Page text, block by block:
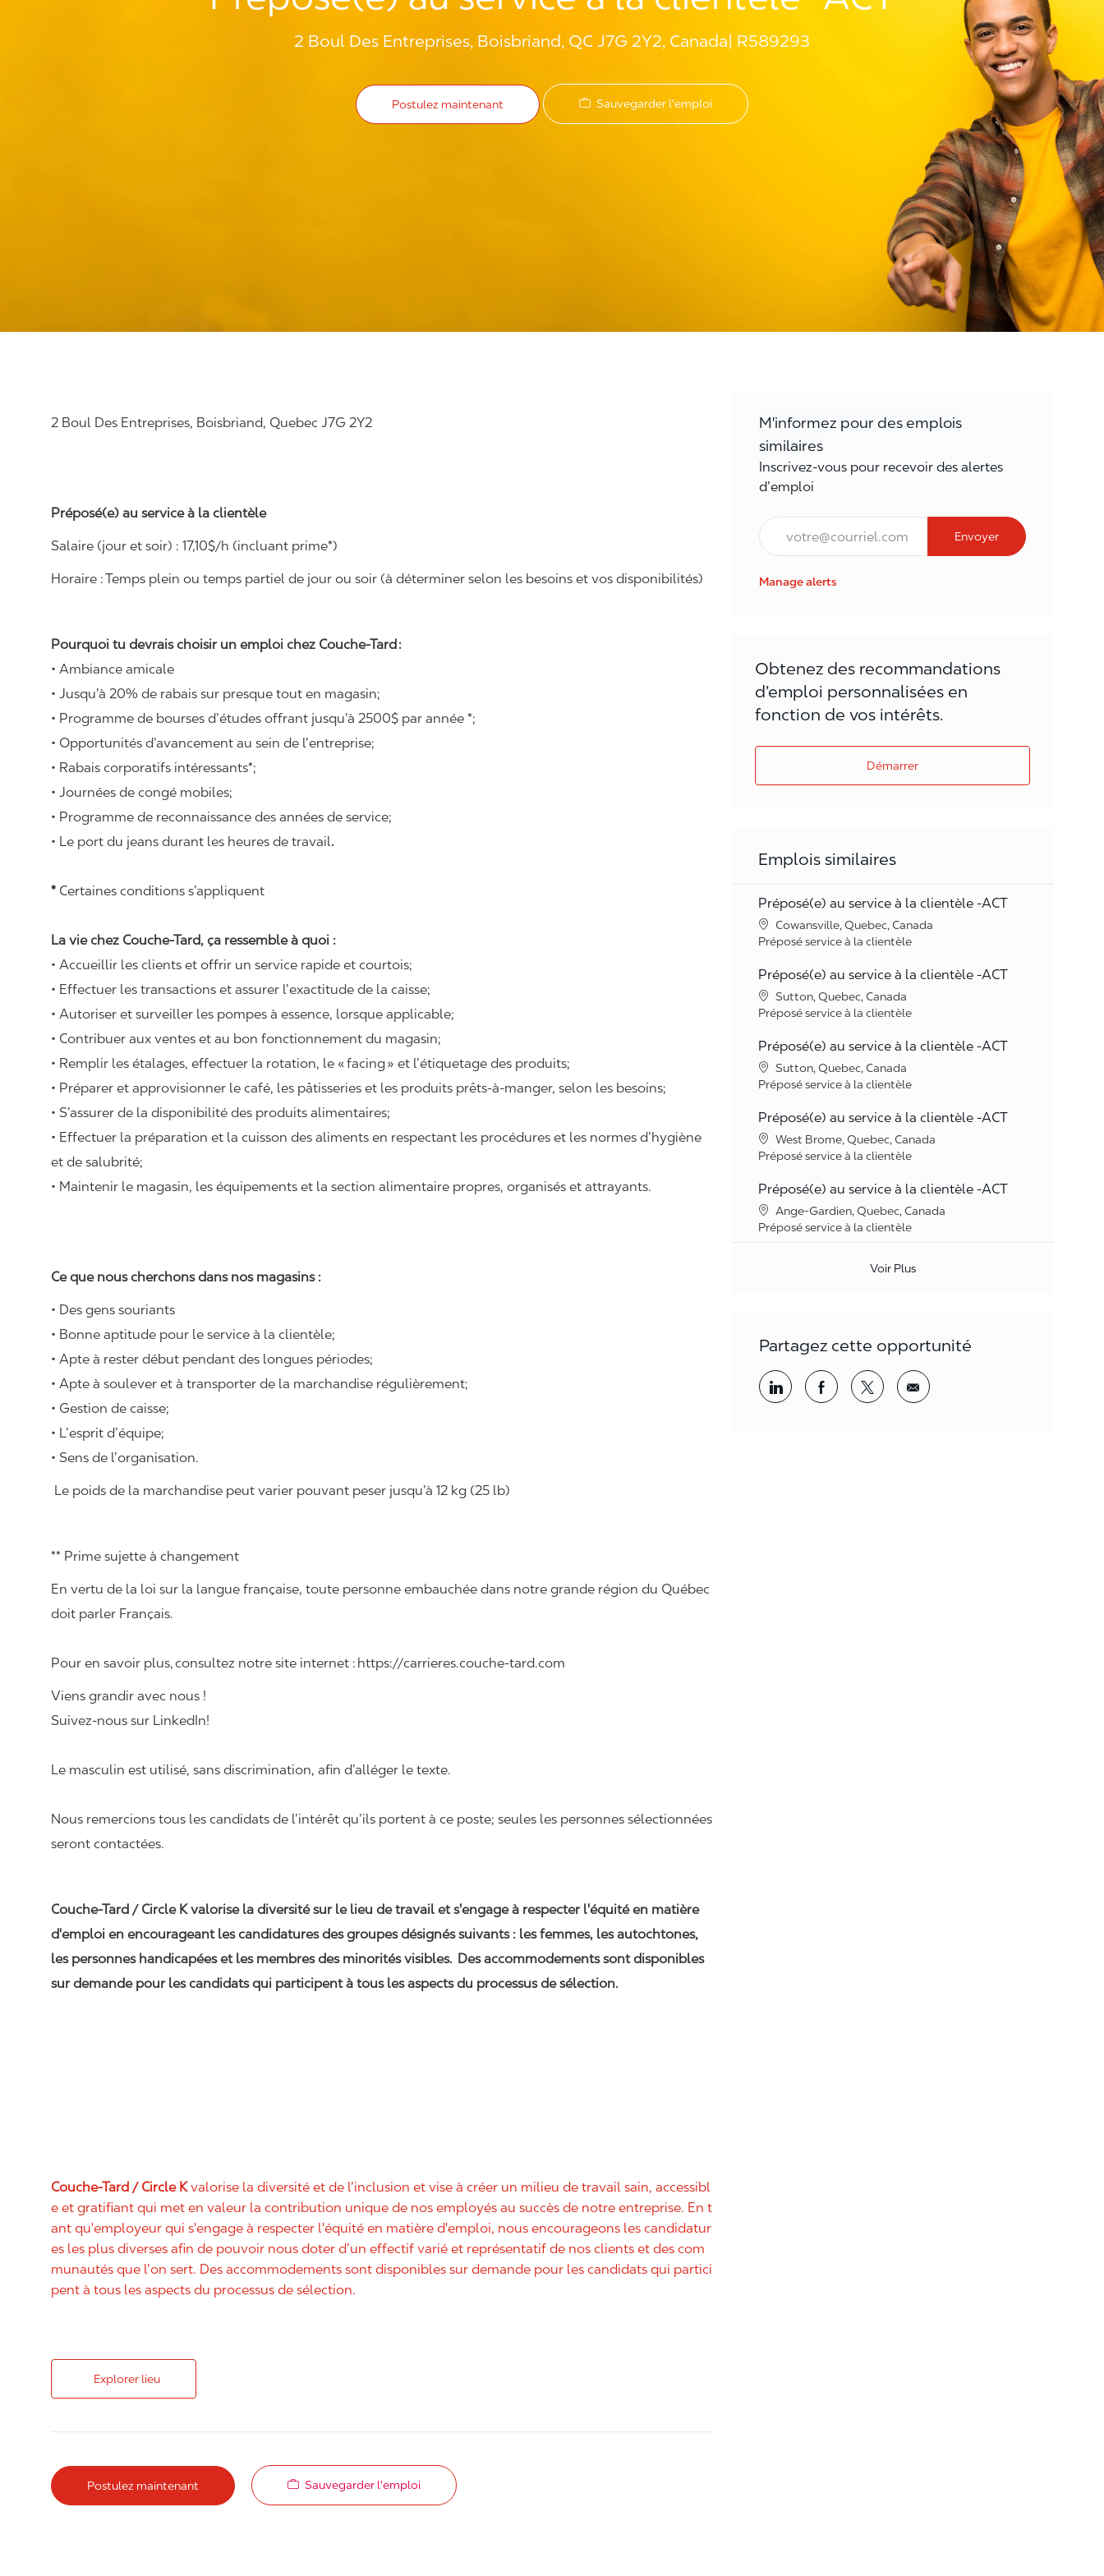
2 Boul Des Entreprises, Boisbriand, QC J7G 2Y2, Canada R589293
Postulez maintenant Sauvegarder l'emploi
2 Boul Des Entreprises, Boisbriand, Quebec J7G 2Y2
Préposé(e) au service à la clientèle
Salaire (jour et soir) : 17,10$/h (incluant prime*)
Horaire :Temps plein ou temps partiel de jour ou soir (à déterminer selon les besoins et vos disponibilités)
Pourquoi tu devrais choisir un emploi chez Couche-Tard :
• Ambiance amicale
• Jusqu’à 20% de rabais sur presque tout en magasin;
• Programme de bourses d’études offrant jusqu’à 2500$ par année *;
• Opportunités d’avancement au sein de l’entreprise;
• Rabais corporatifs intéressants*;
• Journées de congé mobiles;
• Programme de reconnaissance des années de service;
• Le port du jeans durant les heures de travail.
* Certaines conditions s’appliquent
La vie chez Couche-Tard, ça ressemble à quoi :
• Accueillir les clients et offrir un service rapide et courtois;
• Effectuer les transactions et assurer l’exactitude de la caisse;
• Autoriser et surveiller les pompes à essence, lorsque applicable;
• Contribuer aux ventes et au bon fonctionnement du magasin;
• Remplir les étalages, effectuer la rotation, le «facing» et l’étiquetage des produits;
• Préparer et approvisionner le café, les pâtisseries et les produits prêts-à-manger, selon les besoins;
• S’assurer de la disponibilité des produits alimentaires;
• Effectuer la préparation et la cuisson des aliments en respectant les procédures et les normes d’hygiène
et de salubrité;
• Maintenir le magasin, les équipements et la section alimentaire propres, organisés et attrayants.
Ce que nous cherchons dans nos magasins :
• Des gens souriants
• Bonne aptitude pour le service à la clientèle;
• Apte à rester début pendant des longues périodes;
• Apte à soulever et à transporter de la marchandise régulièrement;
• Gestion de caisse;
• L’esprit d’équipe;
• Sens de l’organisation.
Le poids de la marchandise peut varier pouvant peser jusqu’à 12 kg (25 lb)
** Prime sujette à changement
En vertu de la loi sur la langue française, toute personne embauchée dans notre grande région du Québec
doit parler Français.
Pour en savoir plus, consultez notre site internet : https://carrieres.couche-tard.com
Viens grandir avec nous !
Suivez-nous sur LinkedIn!
Le masculin est utilisé, sans discrimination, afin d’alléger le texte.
Nous remercions tous les candidats de l’intérêt qu’ils portent à ce poste; seules les personnes sélectionnées
seront contactées.
Couche-Tard / Circle K valorise la diversité sur le lieu de travail et s'engage à respecter l'équité en matière
d'emploi en encourageant les candidatures des groupes désignés suivants : les femmes, les autochtones,
les personnes handicapées et les membres des minorités visibles. Des accommodements sont disponibles
sur demande pour les candidats qui participent à tous les aspects du processus de sélection.
Couche-Tard / Circle Kvalorise la diversité et de l’inclusion et vise à créer un milieu de travail sain, accessibl
e et gratifiant qui met en valeur la contribution unique de nos employés au succès de notre entreprise. En t
ant qu'employeur qui s'engage à respecter l'équité en matière d'emploi, nous encourageons les candidatur
es les plus diverses afin de pouvoir nous doter d’un effectif varié et représentatif de nos clients et des com
munautés que l’on sert. Des accommodements sont disponibles sur demande pour les candidats qui partici
pent à tous les aspects du processus de sélection.
Explorer lieu
Postulez maintenant Sauvegarder l'emploi
M'informez pour des emplois
similaires
Inscrivez-vous pour recevoir des alertes
d’emploi
Courriel*
Envoyer
Manage alerts
Obtenez des recommandations
d’emploi personnalisées en
fonction de vos intérêts.
Démarrer
Emplois similaires
Préposé(e) au service à la clientèle -ACT
LieuCowansville, Quebec, Canada
Catégorie
Préposé service à la clientèle
Préposé(e) au service à la clientèle -ACT
LieuSutton, Quebec, Canada
Catégorie
Préposé service à la clientèle
Préposé(e) au service à la clientèle -ACT
LieuSutton, Quebec, Canada
Catégorie
Préposé service à la clientèle
Préposé(e) au service à la clientèle -ACT
LieuWest Brome, Quebec, Canada
Catégorie
Préposé service à la clientèle
Préposé(e) au service à la clientèle -ACT
LieuAnge-Gardien, Quebec, Canada
Catégorie
Préposé service à la clientèle
Voir Plus
Partagez cette opportunité
Partager par LinkedIn
Partager par Facebook
<span style='background-color:
<span style='background-